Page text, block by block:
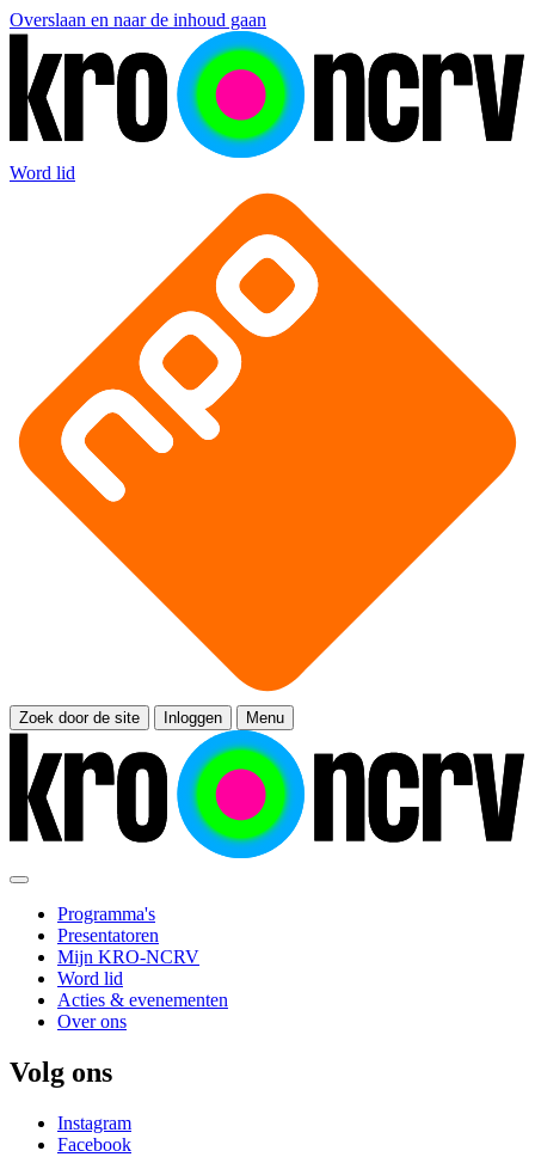
Overslaan en naar de inhoud gaan
Word lid
Zoek door de site Inloggen Menu
Programma's
Presentatoren
Mijn KRO-NCRV
Word lid
Acties & evenementen
Over ons
Volg ons
Instagram
Facebook